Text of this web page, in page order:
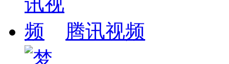
腾讯视频